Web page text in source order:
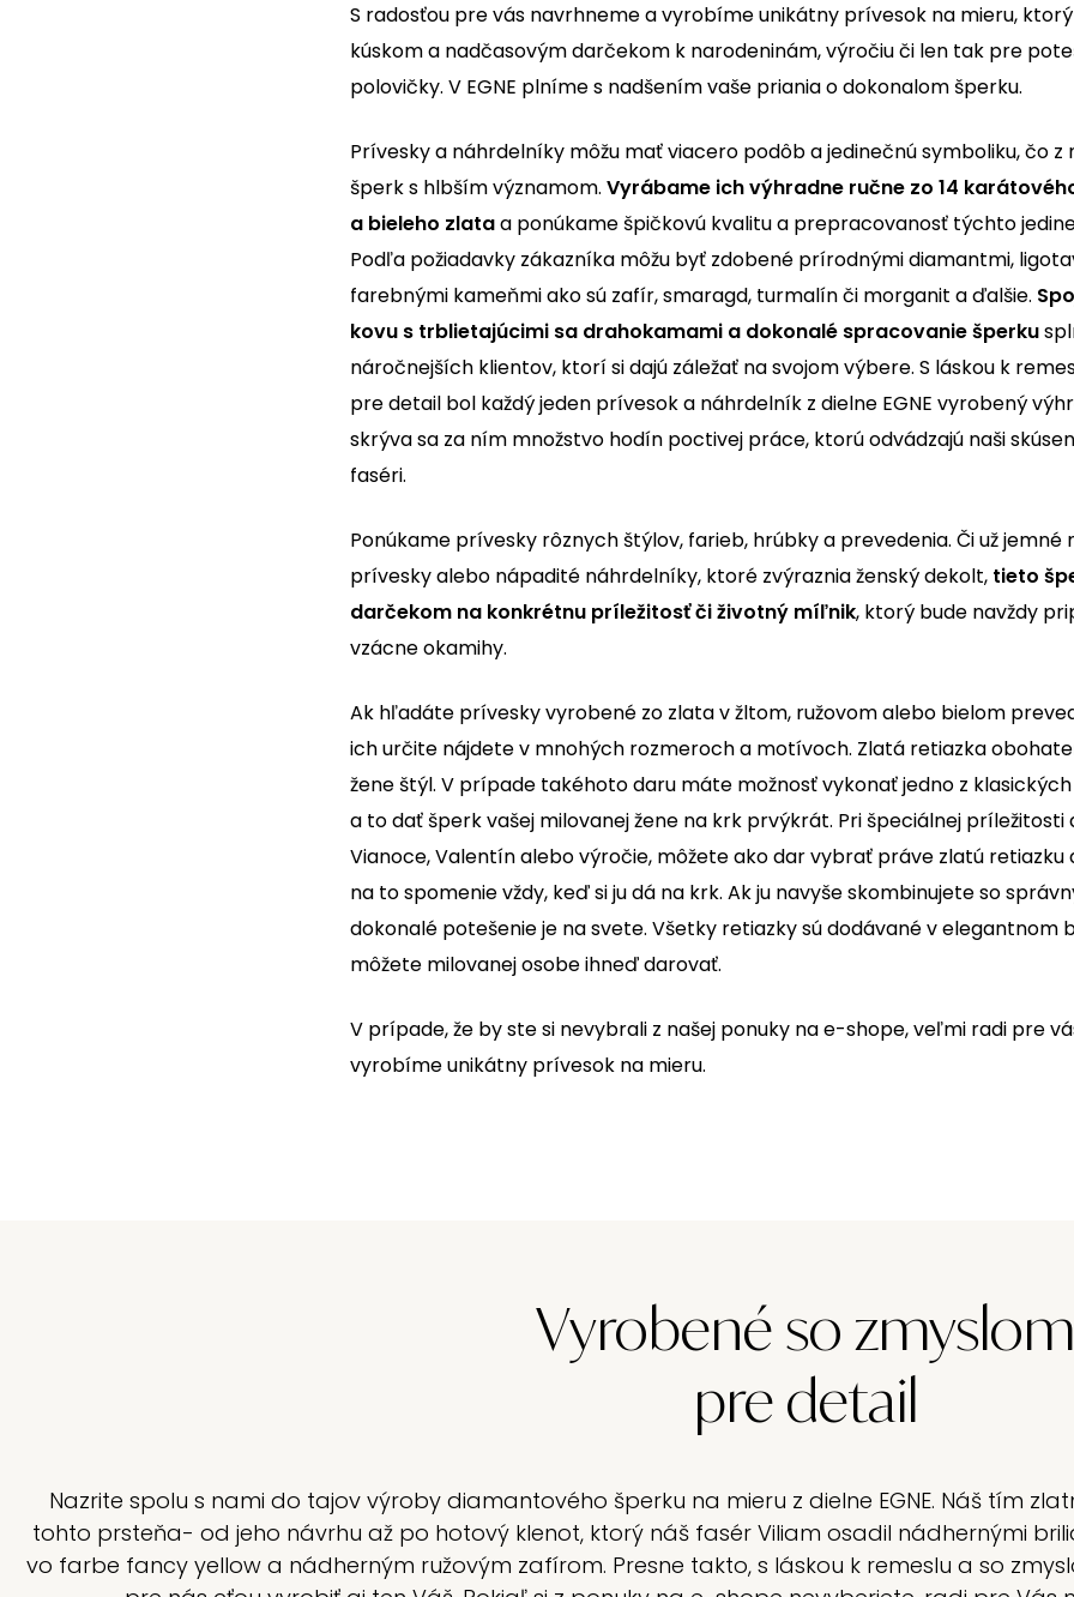
S radosťou pre vás navrhneme a vyrobíme unikátny prívesok na mieru,
kúskom a nadčasovým darčekom k narodeninám, výročiu či len tak pre
polovičky. V EGNE plníme s nadšením vaše priania o dokonalom šperku.
Prívesky a náhrdelníky môžu mať viacero podôb a jedinečnú symboliku, čo
šperk s hlbším významom. Vyrábame ich výhradne ručne zo 14
a bieleho zlataa ponúkame špičkovú kvalitu a prepracovanosť týchto
Podľa požiadavky zákazníka môžu byť zdobené prírodnými diamantmi,
farebnými kameňmi ako sú zafír, smaragd, turmalín či morganit a ďalšie.
kovu s trblietajúcimi sa drahokamami a dokonalé spracovanie šperku
náročnejších klientov, ktorí si dajú záležať na svojom výbere. S láskou k
pre detail bol každý jeden prívesok a náhrdelník z dielne EGNE vyrobený
skrýva sa za ním množstvo hodín poctivej práce, ktorú odvádzajú naši
faséri.
Ponúkame prívesky rôznych štýlov, farieb, hrúbky a prevedenia. Či už jemné
prívesky alebo nápadité náhrdelníky, ktoré zvýraznia ženský dekolt, tieto
darčekom na konkrétnu príležitosť či životný míľnik, ktorý bude navždy
vzácne okamihy.
Ak hľadáte prívesky vyrobené zo zlata v žltom, ružovom alebo bielom
ich určite nájdete v mnohých rozmeroch a motívoch. Zlatá retiazka
žene štýl. V prípade takéhoto daru máte možnosť vykonať jedno z
a to dať šperk vašej milovanej žene na krk prvýkrát. Pri špeciálnej príležitosti
Vianoce, Valentín alebo výročie, môžete ako dar vybrať práve zlatú retiazku
na to spomenie vždy, keď si ju dá na krk. Ak ju navyše skombinujete so
dokonalé potešenie je na svete. Všetky retiazky sú dodávané v elegantnom
môžete milovanej osobe ihneď darovať.
V prípade, že by ste si nevybrali z našej ponuky na e-shope, veľmi radi pre
vyrobíme unikátny prívesok na mieru.
Vyrobené so zmyslom
pre detail
Nazrite spolu s nami do tajov výroby diamantového šperku na mieru z dielne EGNE. Náš tím
tohto prsteňa- od jeho návrhu až po hotový klenot, ktorý náš fasér Viliam osadil nádhernými
vo farbe fancy yellow a nádherným ružovým zafírom. Presne takto, s láskou k remeslu a so